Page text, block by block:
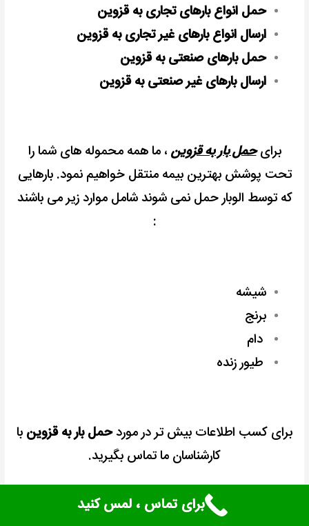
حمل انواع بارهای تجاری به قزوین
ارسال انواع بارهای غیر تجاری به قزوین
حمل بارهای صنعتی به قزوین
ارسال بارهای غیر صنعتی به قزوین
برایحمل بار به قزوین ، ما همه محموله های شما را
تحت پوشش بهترین بیمه منتقل خواهیم نمود. بارهایی
که توسط الوبار حمل نمی شوند شامل موارد زیر می باشند
:
شیشه
برنج
دام
طیور زنده
برای کسب اطلاعات بیش تر در موردحمل بار به قزوین با
کارشناسان ما تماس بگیرید.
برای تماس ، لمس کنید